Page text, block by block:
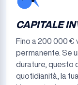
CAPITALE
Fino a 200 000 €
permanente. Se
durature, questo
quotidianità, la